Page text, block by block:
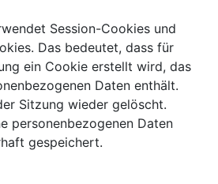
Session-Cookies und
Das bedeutet, dass für
ein Cookie erstellt wird, das
Daten enthält.
Sitzung wieder gelöscht.
personenbezogenen Daten
gespeichert.